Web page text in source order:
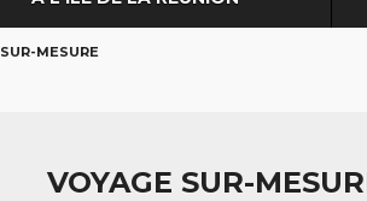
SUR-MESURE
VOYAGE SUR-